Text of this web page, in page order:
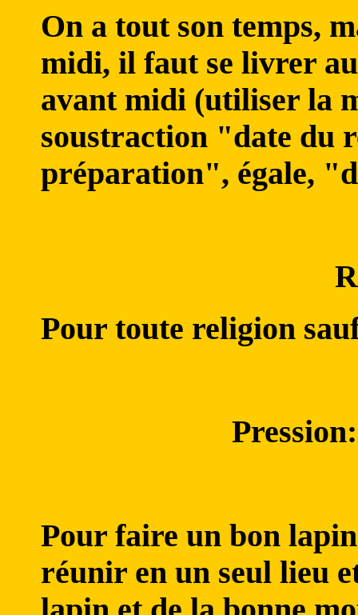
On a tout son temps,
midi, il faut se livrer
avant midi (utiliser la
soustraction "date du
préparation", égale,
Pour toute religion
Pour faire un bon
réunir en un seul lieu